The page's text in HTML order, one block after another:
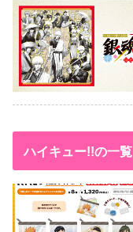
ハイキュー!!の一覧